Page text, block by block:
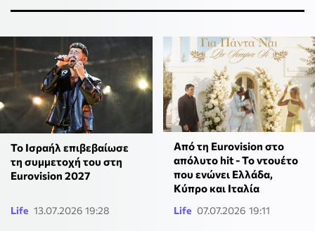
Το Ισραήλ επιβεβαίωσε
τη συμμετοχή του στη
Eurovision 2027
Life 13.07.2026 19:28
Από τη Eurovision στο
απόλυτο hit - Το ντουέτο
που ενώνει Ελλάδα,
Κύπρο και Ιταλία
Life 07.07.2026 19:11